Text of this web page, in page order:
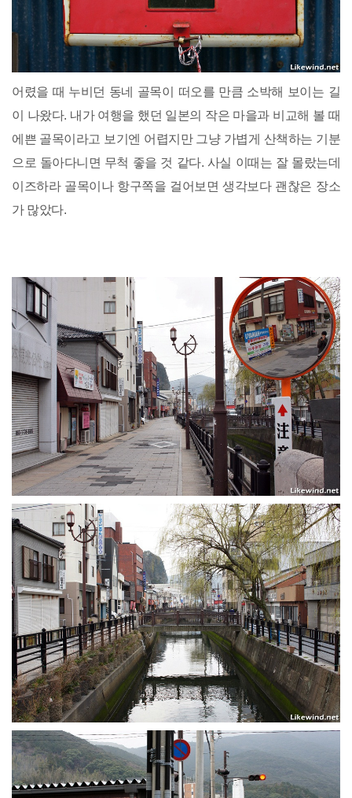
어렸을 때 누비던 동네 골목이 떠오를 만큼 소박해 보이는 길
이 나왔다. 내가 여행을 했던 일본의 작은 마을과 비교해 볼 때
에쁜 골목이라고 보기엔 어렵지만 그냥 가볍게 산책하는 기분
으로 돌아다니면 무척 좋을 것 같다. 사실 이때는 잘 몰랐는데
이즈하라 골목이나 항구쪽을 걸어보면 생각보다 괜찮은 장소
가 많았다.